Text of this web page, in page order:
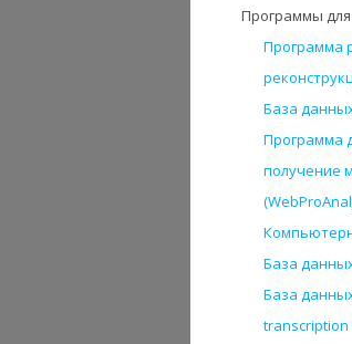
Программы
Программа
База
Программа
получение
База
База
transcription